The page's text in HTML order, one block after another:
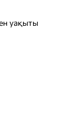
уақыты